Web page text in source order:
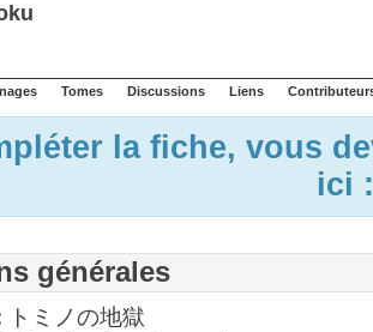
Tomes Discussions Liens
la fiche, vous
ici
générales
トミノの地獄